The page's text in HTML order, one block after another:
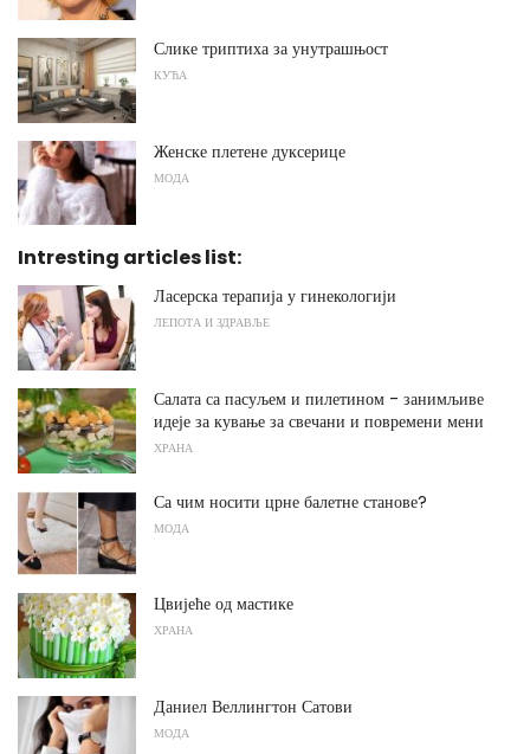
Слике триптиха за унутрашњост
КУЋА
Женске плетене дуксерице
МОДА
Intresting articles list:
Ласерска терапија у гинекологији
ЛЕПОТА И ЗДРАВЉЕ
Салата са пасуљем и пилетином - занимљиве
идеје за кување за свечани и повремени мени
ХРАНА
Са чим носити црне балетне станове?
МОДА
Цвијеће од мастике
ХРАНА
Даниел Веллингтон Сатови
МОДА